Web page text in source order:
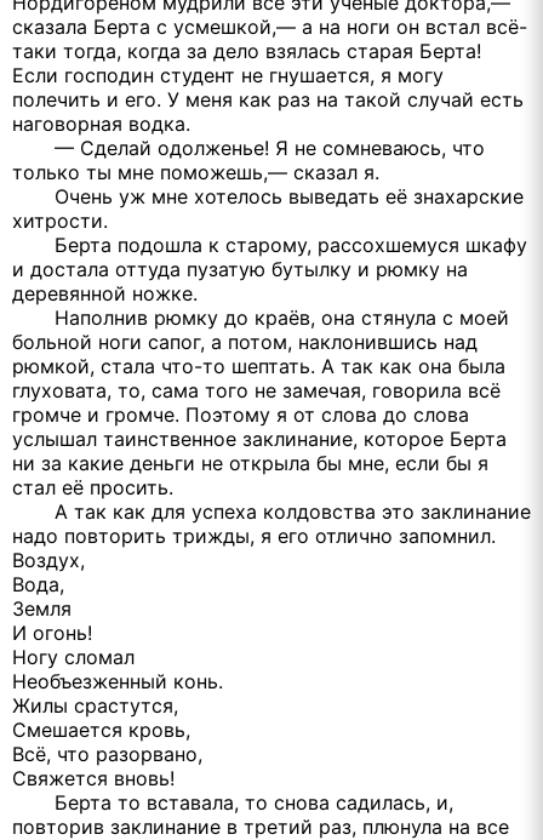
сказала Берта с усмешкой,— а на ноги он встал всё-
таки тогда, когда за дело взялась старая Берта!
Если господин студент не гнушается, я могу
полечить и его. У меня как раз на такой случай есть
наговорная водка.
— Сделай одолженье! Я не сомневаюсь, что
только ты мне поможешь,— сказал я.
Очень уж мне хотелось выведать её знахарские
хитрости.
Берта подошла к старому, рассохшемуся шкафу
и достала оттуда пузатую бутылку и рюмку на
деревянной ножке.
Наполнив рюмку до краёв, она стянула с моей
больной ноги сапог, а потом, наклонившись над
рюмкой, стала что-то шептать. А так как она была
глуховата, то, сама того не замечая, говорила всё
громче и громче. Поэтому я от слова до слова
услышал таинственное заклинание, которое Берта
ни за какие деньги не открыла бы мне, если бы я
стал её просить.
А так как для успеха колдовства это заклинание
надо повторить трижды, я его отлично запомнил.
Воздух,
Вода,
Земля
И огонь!
Ногу сломал
Необъезженный конь.
Жилы срастутся,
Смешается кровь,
Всё, что разорвано,
Свяжется вновь!
Берта то вставала, то снова садилась, и,
повторив заклинание в третий раз, плюнула на все